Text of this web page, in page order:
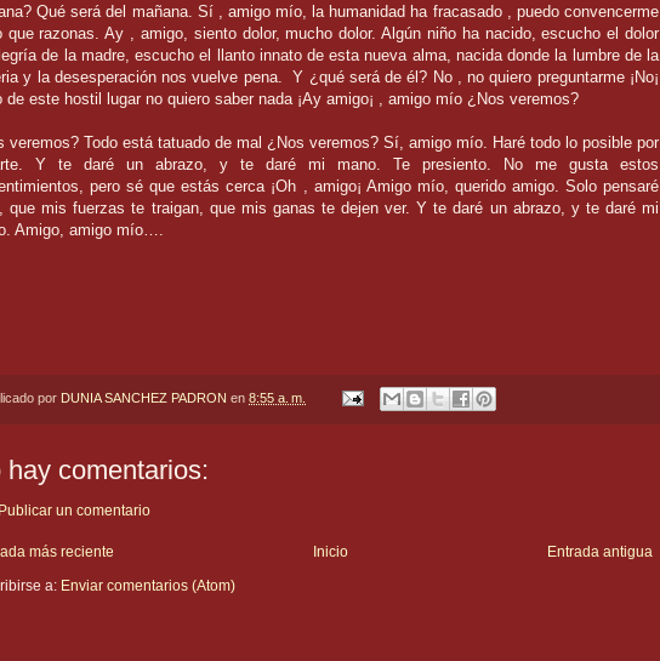
Qué será del mañana. Sí , amigo mío, la humanidad ha fracasado , puedo convencerme
que razonas. Ay , amigo, siento dolor, mucho dolor. Algún niño ha nacido, escucho el dolor
de la madre, escucho el llanto innato de esta nueva alma, nacida donde la lumbre de la
y la desesperación nos vuelve pena.
Y ¿qué será de él? No , no quiero preguntarme ¡No¡
de este hostil lugar no quiero saber nada ¡Ay amigo¡ , amigo mío ¿Nos veremos?
veremos? Todo está tatuado de mal ¿Nos veremos? Sí, amigo mío. Haré todo lo posible por
Y te daré un abrazo, y te daré mi mano. Te presiento. No me gusta estos
pero sé que estás cerca ¡Oh , amigo¡ Amigo mío, querido amigo. Solo pensaré
que mis fuerzas te traigan, que mis ganas te dejen ver. Y te daré un abrazo, y te daré mi
Amigo, amigo mío….
por DUNIA SANCHEZ PADRON en 8:55 a. m.
hay comentarios:
Publicar un comentario
más reciente Entrada antigua
Inicio
a: Enviar comentarios (Atom)